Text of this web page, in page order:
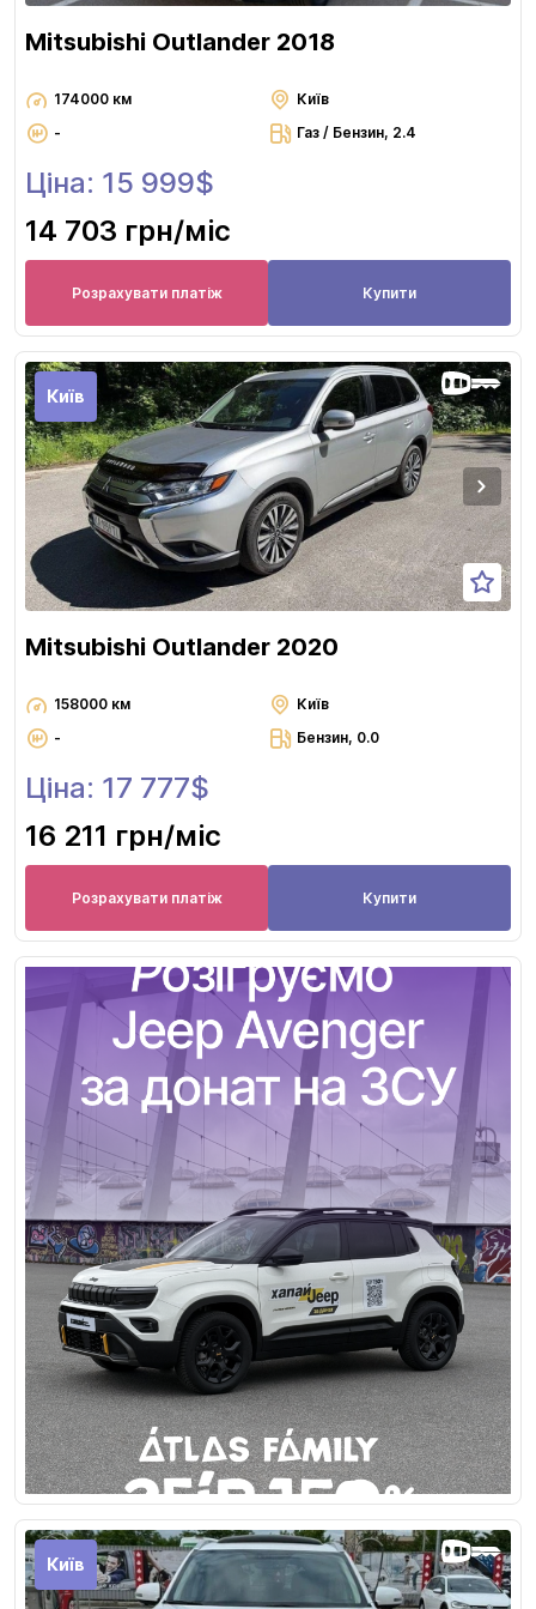
Mitsubishi Outlander 2018
174000 км
Київ
-
Газ / Бензин, 2.4
Ціна: 15 999$
14 703 грн/міс
Розрахувати платіж Купити
Київ
Mitsubishi Outlander 2020
158000 км
Київ
-
Бензин, 0.0
Ціна: 17 777$
16 211 грн/міс
Розрахувати платіж Купити
Київ